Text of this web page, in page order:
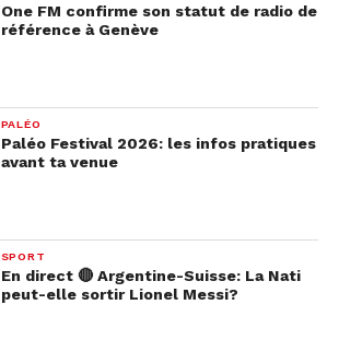
One FM confirme son statut de radio de
référence à Genève
PALÉO
Paléo Festival 2026: les infos pratiques
avant ta venue
SPORT
En direct 🔴 Argentine-Suisse: La Nati
peut-elle sortir Lionel Messi?